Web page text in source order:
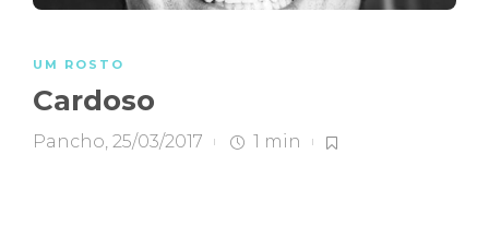
UM ROSTO
Cardoso
Pancho, 25/03/2017 1 min